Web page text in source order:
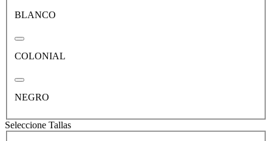
BLANCO
COLONIAL
NEGRO
Seleccione Tallas